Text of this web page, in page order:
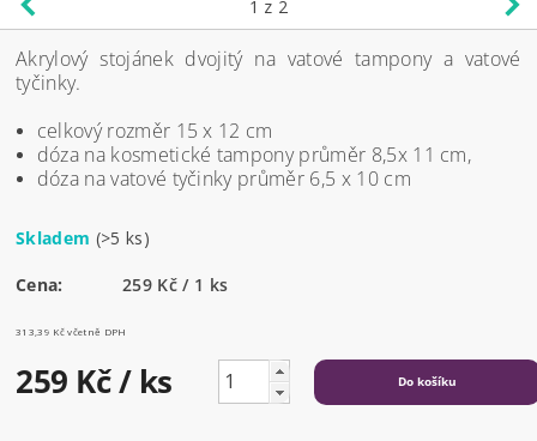
1 z 2
Akrylový stojánek dvojitý na vatové tampony a vatové
tyčinky.
celkový rozměr 15 x 12 cm
dóza na kosmetické tampony průměr 8,5x 11 cm,
dóza na vatové tyčinky průměr 6,5 x 10 cm
Skladem (>5 ks)
Cena: 259 Kč / 1 ks
313,39 Kč včetně DPH
259 Kč/ ks